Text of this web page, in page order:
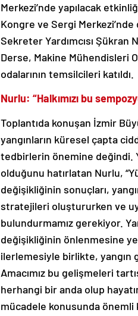
Merkezi’nde yapılacak
Kongre ve Sergi
Sekreter Yardımcısı
Derse, Makine Mühendisleri
odalarının temsilcileri katıldı.
Nurlu: “Halkımızı bu
Toplantıda konuşan İzmir
yangınların küresel çapta
tedbirlerin önemine değindi.
olduğunu hatırlatan Nurlu,
değişikliğinin sonuçları,
stratejileri oluştururken ve
bulundurmamız gerekiyor.
değişikliğinin önlenmesine
ilerlemesiyle birlikte,
Amacımız bu gelişmeleri
herhangi bir anda olup
mücadele konusunda önemli